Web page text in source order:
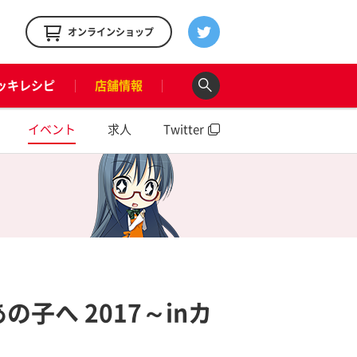
オンラインショップ
キレシピ 店舗情報
イベント 求人 Twitter
子へ 2017～inカ